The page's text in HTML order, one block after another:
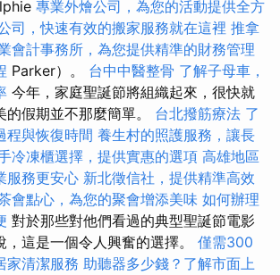
專業外燴公司，為您的活動提供全方
司，快速有效的搬家服務就在這裡 推拿
會計事務所，為您提供精準的財務管理
Parker）。 台中中醫整骨 了解子母車，
今年，家庭聖誕節將組織起來，很快就
假期並不那麼簡單。 台北撥筋療法 了
程與恢復時間 養生村的照護服務，讓長
冷凍櫃選擇，提供實惠的選項 高雄地區
服務更安心 新北徵信社，提供精準高效
會點心，為您的聚會增添美味 如何辦理
對於那些對他們看過的典型聖誕節電影
這是一個令人興奮的選擇。 僅需300
家清潔服務 助聽器多少錢？了解市面上